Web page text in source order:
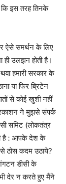
कि इस तरह तिनके
ऐसे समर्थन के लिए
उलझन होती है।
हमारी सरकार के
या फिर ब्रिटेन
से कोई खुशी नहीं
ने मुझसे संपर्क
समिट (लोकतंत्र
है : आपके देश के
ठोस कदम उठाये?
डीसी के
देर न करते हुए मैंने